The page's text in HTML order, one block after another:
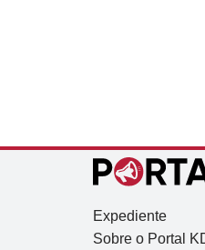
Expediente
Sobre o Portal